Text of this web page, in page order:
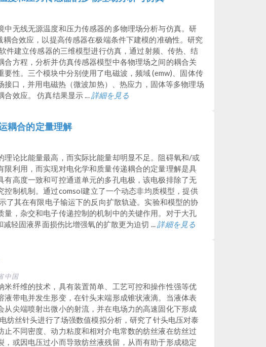
中无线无源温度和压力传感器的多物理场分析与仿真。研
合效应，以提高传感器在极端条件下建模的准确性。研究
件建立传感器的三维模型进行仿真，通过射频、传热、结
合方程，分析并仿真传感器模型中各物理场之间的耦合关
要性。三个模块中分别使用了电磁波，频域 (emw)、固体传
接口，并用电磁热（微波加热）、热应力，固体等多物理场
效应。 仿真结果显示 ...詳細を見る
耦合的定量理解
理论比能量最高，而实际比能量却明显不足。阻碍氧和/或
限利用，而实现对电化学和质量传递耦合的定量理解是具
有高度一致和可控通道单元的多孔电极，该电极排除了无
控制机制。通过comsol建立了一个动态非均质模型，提供
了其在有限电子输运下的反向扩散轨迹。实验和模型的协
量，杂交和电子传递控制的机制中的关键作用。对于大孔
轻固液界面损伤比增强氧的扩散更为迫切 ...詳細を見る
中国
米纤维的技术，具有装置简单、工艺可控和操作性强等优
液带电并发生形变，在针头末端形成锥状液滴。当液体表
从尖端喷射出微小的射流，并在电场力的高速固化下形成
纺丝针头进行了场强数值模拟分析，研究了针头电压对泰
止不同密度、动力粘度和相对介电常数的纺丝液在纺丝过
，或因电压过小而导致纺丝液残留，从而有助于形成稳定